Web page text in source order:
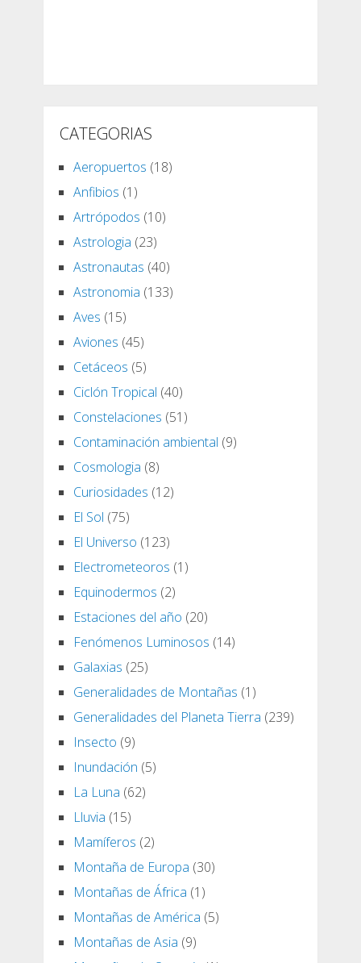
CATEGORIAS
Aeropuertos (18)
Anfibios (1)
Artrópodos (10)
Astrologia (23)
Astronautas (40)
Astronomia (133)
Aves (15)
Aviones (45)
Cetáceos (5)
Ciclón Tropical (40)
Constelaciones (51)
Contaminación ambiental (9)
Cosmologia (8)
Curiosidades (12)
El Sol (75)
El Universo (123)
Electrometeoros (1)
Equinodermos (2)
Estaciones del año (20)
Fenómenos Luminosos (14)
Galaxias (25)
Generalidades de Montañas (1)
Generalidades del Planeta Tierra (239)
Insecto (9)
Inundación (5)
La Luna (62)
Lluvia (15)
Mamíferos (2)
Montaña de Europa (30)
Montañas de África (1)
Montañas de América (5)
Montañas de Asia (9)